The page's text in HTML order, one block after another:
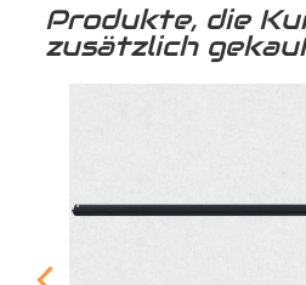
Produkte, die
zusätzlich